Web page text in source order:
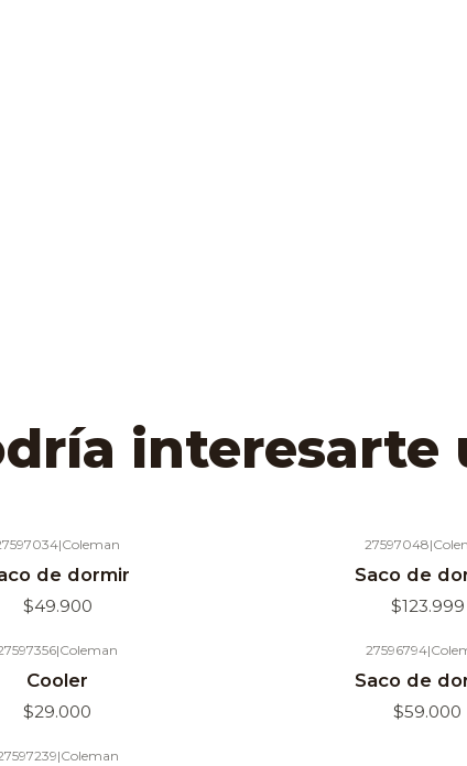
interesarte
|Coleman
de dormir
$49.900
27597048|
Saco de
$123.999
|Coleman
Cooler
$29.000
27596794|
Saco de
$59.000
|Coleman